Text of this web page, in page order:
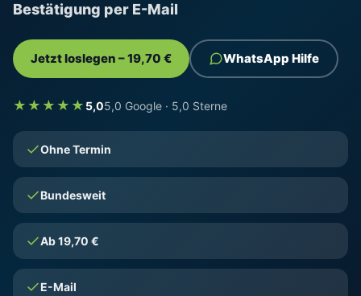
Bestätigung per E-Mail
Jetzt loslegen – 19,70 € WhatsApp Hilfe
★★★★★ 5,05,0 Google · 5,0 Sterne
Ohne Termin
Bundesweit
Ab 19,70 €
E-Mail